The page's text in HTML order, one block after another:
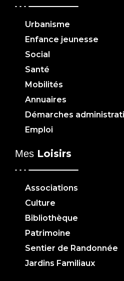
Urbanisme
Enfance jeunesse
Social
Santé
Mobilités
Annuaires
Démarches
Emploi
Mes Loisirs
Associations
Culture
Bibliothèque
Patrimoine
Sentier de Randonnée
Jardins Familiaux